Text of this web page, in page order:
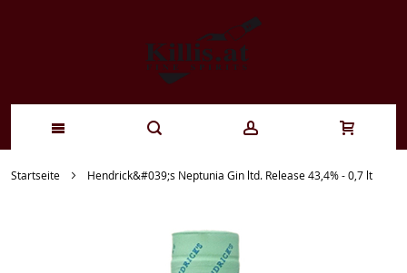
Zum
Startseite Hendrick&#039;s Neptunia Gin ltd. Release 43,4% - 0,7 lt